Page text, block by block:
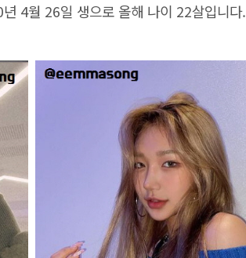
4월 26일 생으로 올해 나이 22살입니다.